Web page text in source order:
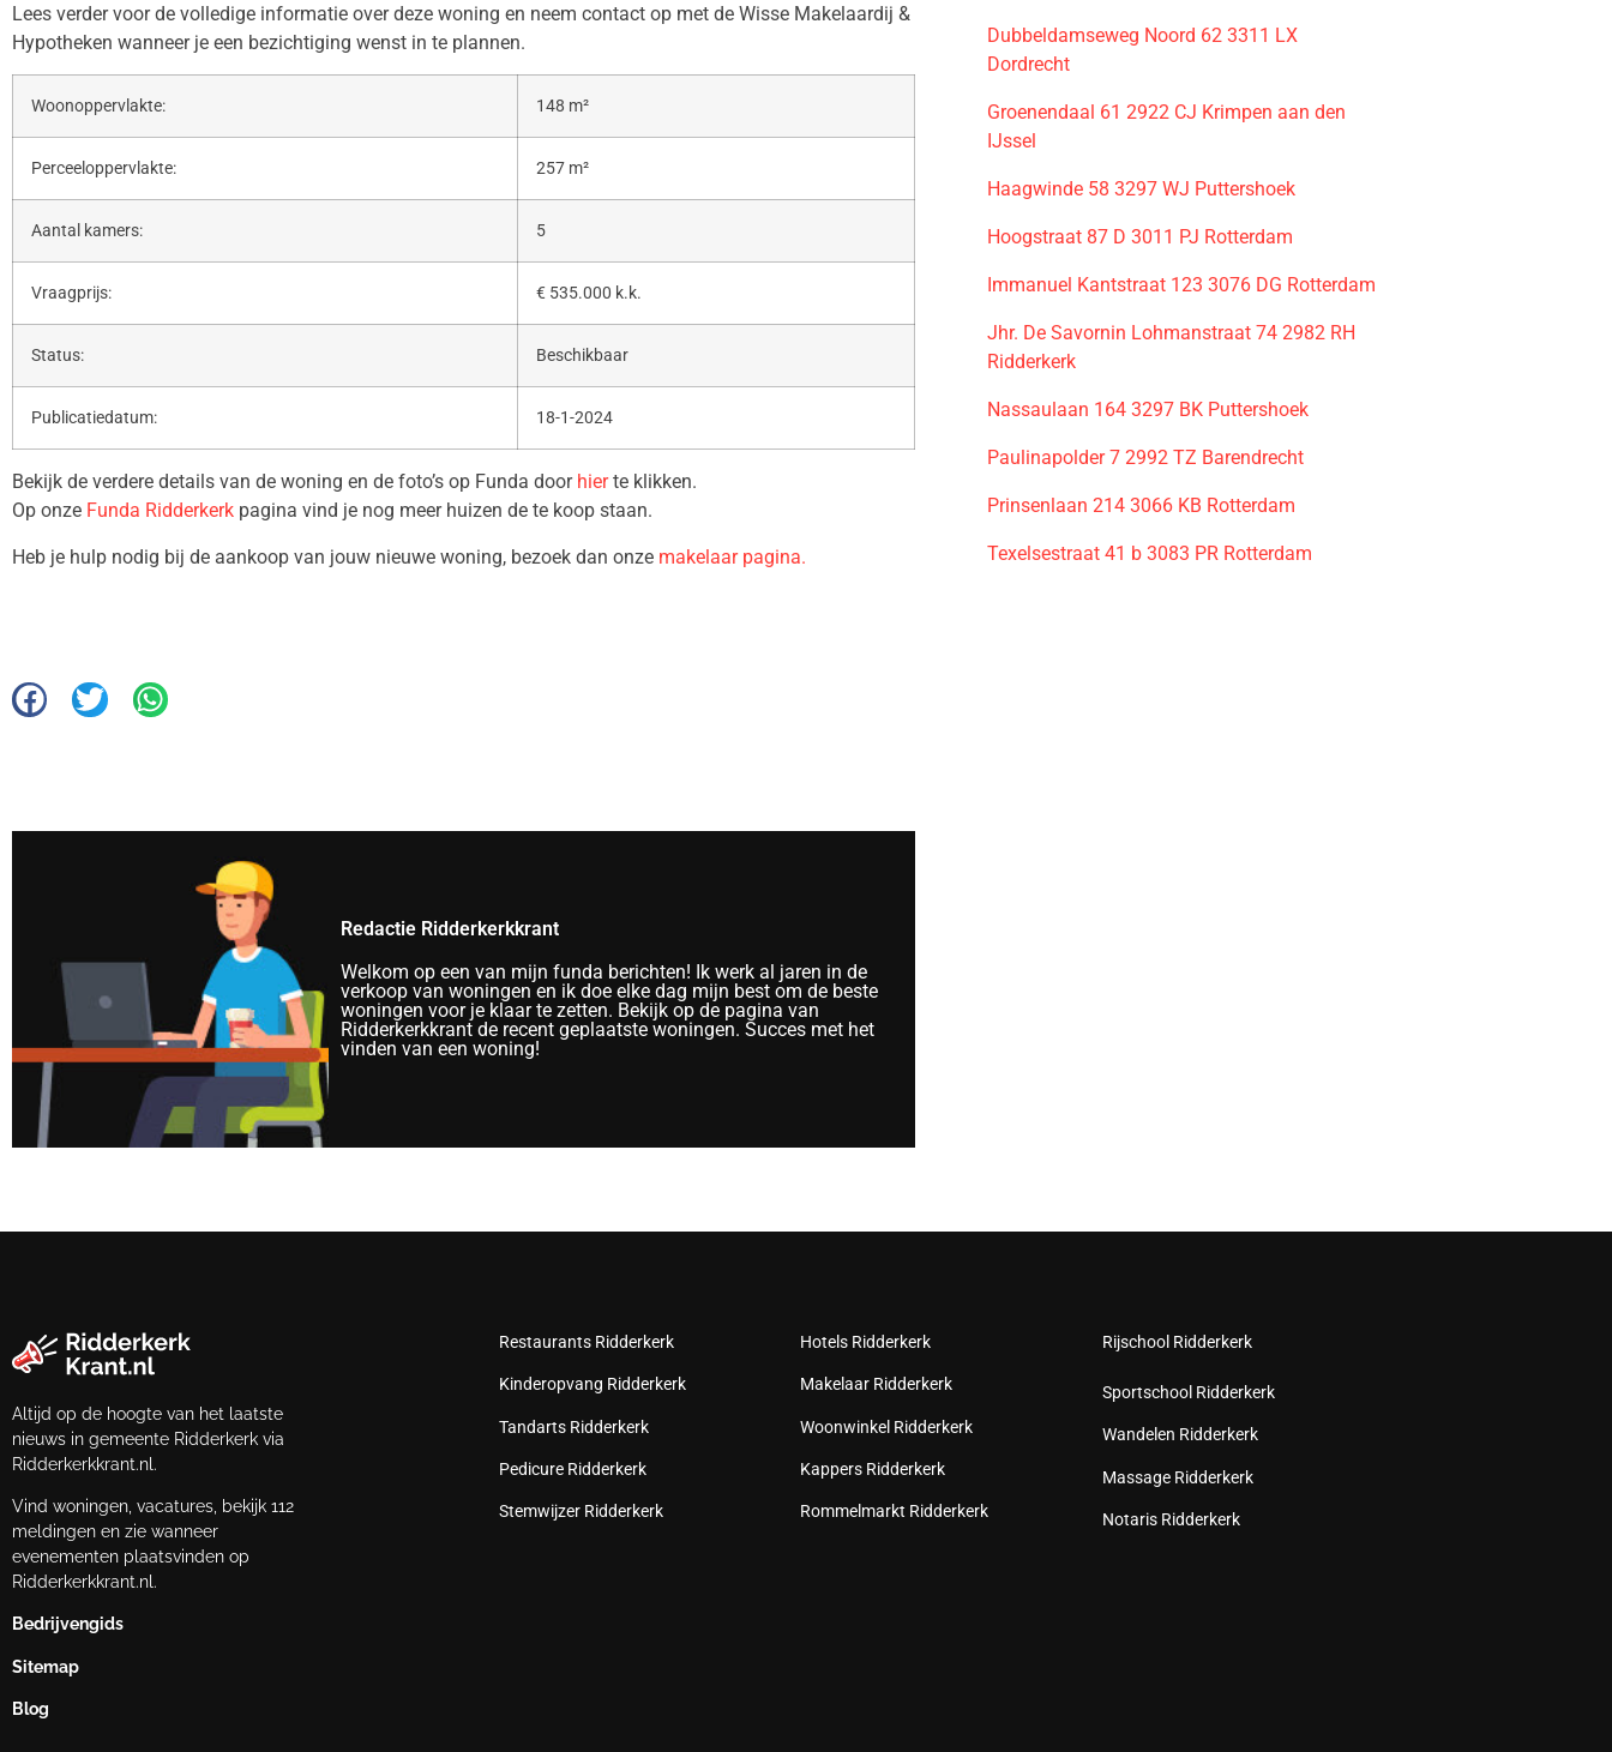
Lees verder voor de volledige informatie over deze woning en neem contact op met de Wisse Makelaardij &
Hypotheken wanneer je een bezichtiging wenst in te plannen.
Woonoppervlakte: 148 m²
Perceeloppervlakte: 257 m²
Aantal kamers: 5
Vraagprijs: € 535.000 k.k.
Status: Beschikbaar
Publicatiedatum: 18-1-2024
Bekijk de verdere details van de woning en de foto’s op Funda door hierte klikken.
Op onze Funda Ridderkerk pagina vind je nog meer huizen de te koop staan.
Heb je hulp nodig bij de aankoop van jouw nieuwe woning, bezoek dan onze makelaar pagina.
Redactie Ridderkerkkrant
Welkom op een van mijn funda berichten! Ik werk al jaren in de
verkoop van woningen en ik doe elke dag mijn best om de beste
woningen voor je klaar te zetten. Bekijk op de pagina van
Ridderkerkkrant de recent geplaatste woningen. Succes met het
vinden van een woning!
Dubbeldamseweg Noord 62 3311 LX
Dordrecht
Groenendaal 61 2922 CJ Krimpen aan den
IJssel
Haagwinde 58 3297 WJ Puttershoek
Hoogstraat 87 D 3011 PJ Rotterdam
Immanuel Kantstraat 123 3076 DG Rotterdam
Jhr. De Savornin Lohmanstraat 74 2982 RH
Ridderkerk
Nassaulaan 164 3297 BK Puttershoek
Paulinapolder 7 2992 TZ Barendrecht
Prinsenlaan 214 3066 KB Rotterdam
Texelsestraat 41 b 3083 PR Rotterdam
Altijd op de hoogte van het laatste
nieuws in gemeente Ridderkerk via
Ridderkerkkrant.nl.
Vind woningen, vacatures, bekijk 112
meldingen en zie wanneer
evenementen plaatsvinden op
Ridderkerkkrant.nl.
Bedrijvengids
Sitemap
Blog
Restaurants Ridderkerk
Kinderopvang Ridderkerk
Tandarts Ridderkerk
Pedicure Ridderkerk
Stemwijzer Ridderkerk
Hotels Ridderkerk
Makelaar Ridderkerk
Woonwinkel Ridderkerk
Kappers Ridderkerk
Rommelmarkt Ridderkerk
Rijschool Ridderkerk
Sportschool Ridderkerk
Wandelen Ridderkerk
Massage Ridderkerk
Notaris Ridderkerk